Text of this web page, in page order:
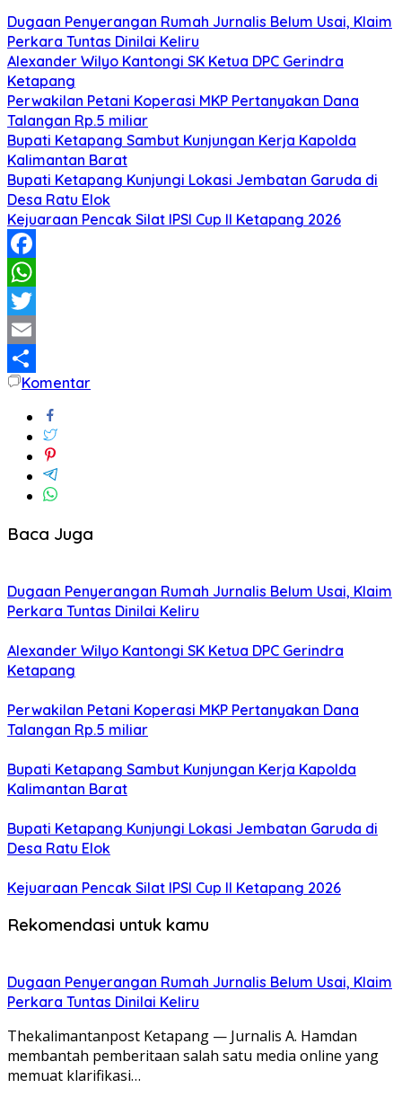
Dugaan Penyerangan Rumah Jurnalis Belum Usai, Klaim
Perkara Tuntas Dinilai Keliru
Alexander Wilyo Kantongi SK Ketua DPC Gerindra
Ketapang
Perwakilan Petani Koperasi MKP Pertanyakan Dana
Talangan Rp.5 miliar
Bupati Ketapang Sambut Kunjungan Kerja Kapolda
Kalimantan Barat
Bupati Ketapang Kunjungi Lokasi Jembatan Garuda di
Desa Ratu Elok
Kejuaraan Pencak Silat IPSI Cup II Ketapang 2026
Facebook
WhatsApp
Twitter
Email
Share
Komentar
Baca Juga
Dugaan Penyerangan Rumah Jurnalis Belum Usai, Klaim
Perkara Tuntas Dinilai Keliru
Alexander Wilyo Kantongi SK Ketua DPC Gerindra
Ketapang
Perwakilan Petani Koperasi MKP Pertanyakan Dana
Talangan Rp.5 miliar
Bupati Ketapang Sambut Kunjungan Kerja Kapolda
Kalimantan Barat
Bupati Ketapang Kunjungi Lokasi Jembatan Garuda di
Desa Ratu Elok
Kejuaraan Pencak Silat IPSI Cup II Ketapang 2026
Rekomendasi untuk kamu
Dugaan Penyerangan Rumah Jurnalis Belum Usai, Klaim
Perkara Tuntas Dinilai Keliru
Thekalimantanpost Ketapang — Jurnalis A. Hamdan
membantah pemberitaan salah satu media online yang
memuat klarifikasi…